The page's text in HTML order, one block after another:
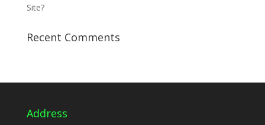
Site?
Recent Comments
Address